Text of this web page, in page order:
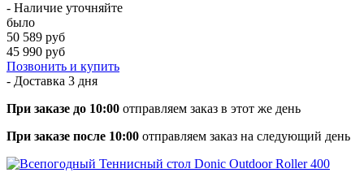
- Наличие уточняйте
было
50 589 руб
45 990 руб
Позвонить и купить
- Доставка 3 дня
При заказе до 10:00 отправляем заказ в этот же день
При заказе после 10:00 отправляем заказ на следующий день